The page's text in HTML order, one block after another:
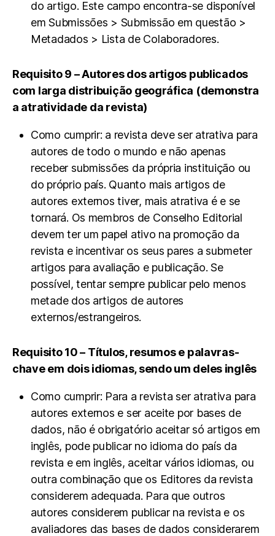
do artigo. Este campo encontra-se disponível
em Submissões > Submissão em questão >
Metadados > Lista de Colaboradores.
Requisito 9 – Autores dos artigos publicados
com larga distribuição geográfica (demonstra
a atratividade da revista)
Como cumprir: a revista deve ser atrativa para
autores de todo o mundo e não apenas
receber submissões da própria instituição ou
do próprio país. Quanto mais artigos de
autores externos tiver, mais atrativa é e se
tornará. Os membros de Conselho Editorial
devem ter um papel ativo na promoção da
revista e incentivar os seus pares a submeter
artigos para avaliação e publicação. Se
possível, tentar sempre publicar pelo menos
metade dos artigos de autores
externos/estrangeiros.
Requisito 10 – Títulos, resumos e palavras-
chave em dois idiomas, sendo um deles inglês
Como cumprir: Para a revista ser atrativa para
autores externos e ser aceite por bases de
dados, não é obrigatório aceitar só artigos em
inglês, pode publicar no idioma do país da
revista e em inglês, aceitar vários idiomas, ou
outra combinação que os Editores da revista
considerem adequada. Para que outros
autores considerem publicar na revista e os
avaliadores das bases de dados considerarem